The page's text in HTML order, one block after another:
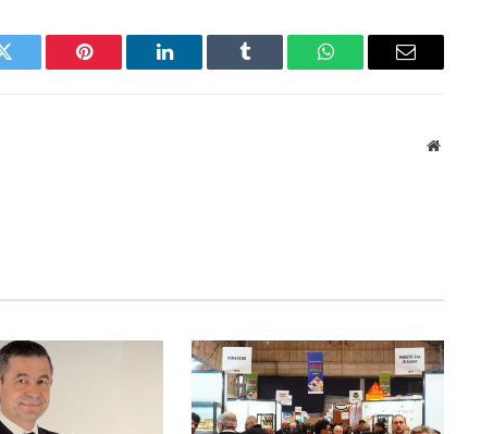
Twitter Pinterest LinkedIn Tumblr WhatsAppEmail
Website